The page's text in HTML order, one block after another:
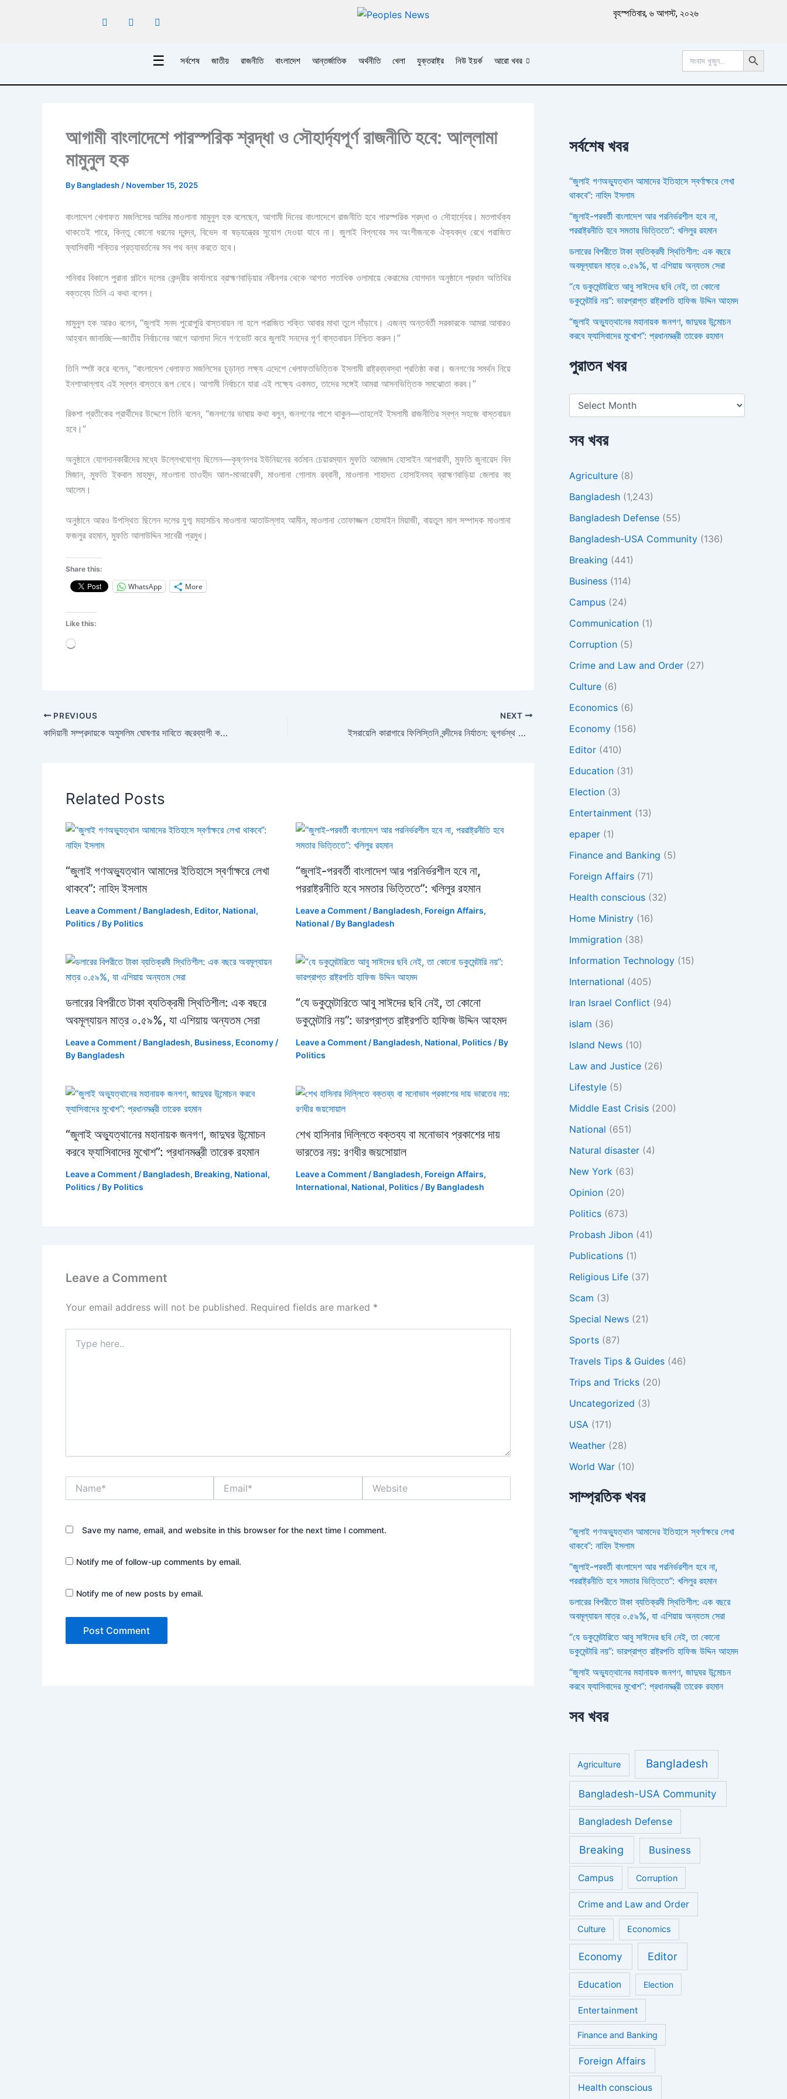
বৃহস্পতিবার, ৬ আগস্ট, ২০২৬
☰ সর্বশেষ জাতীয় রাজনীতি বাংলাদেশ আন্তর্জাতিক অর্থনীতি খেলা যুক্তরাষ্ট্র নিউ ইয়র্ক আরো খবর
Search
for:
Search Button
আগামী বাংলাদেশে পারস্পরিক শ্রদ্ধা ও সৌহার্দ্যপূর্ণ রাজনীতি হবে: আল্লামা
মামুনুল হক
By Bangladesh / November 15, 2025
বাংলাদেশ খেলাফত মজলিসের আমির মাওলানা মামুনুল হক বলেছেন, আগামী দিনের বাংলাদেশে রাজনীতি হবে পারস্পরিক শ্রদ্ধা ও সৌহার্দ্যের। মতপার্থক্য
থাকতেই পারে, কিন্তু কোনো ধরনের দ্বন্দ্ব, বিভেদ বা ষড়যন্ত্রের সুযোগ দেওয়া যাবে না। জুলাই বিপ্লবের সব অংশীজনকে ঐক্যবদ্ধ রেখে পরাজিত
ফ্যাসিবাদী শক্তির প্রত্যাবর্তনের সব পথ বন্ধ করতে হবে।
শনিবার বিকালে পুরানা পল্টনে দলের কেন্দ্রীয় কার্যালয়ে ব্রাহ্মণবাড়িয়ার নবীনগর থেকে আগত শতাধিক ওলামায়ে কেরামের যোগদান অনুষ্ঠানে প্রধান অতিথির
বক্তব্যে তিনি এ কথা বলেন।
মামুনুল হক আরও বলেন, “জুলাই সনদ পুরোপুরি বাস্তবায়ন না হলে পরাজিত শক্তি আবার মাথা তুলে দাঁড়াবে। এজন্য অন্তর্বর্তী সরকারকে আমরা আবারও
আহ্বান জানাচ্ছি—জাতীয় নির্বাচনের আগে আলাদা দিনে গণভোট করে জুলাই সনদের পূর্ণ বাস্তবায়ন নিশ্চিত করুন।”
তিনি স্পষ্ট করে বলেন, “বাংলাদেশ খেলাফত মজলিসের চূড়ান্ত লক্ষ্য এদেশে খেলাফতভিত্তিক ইসলামী রাষ্ট্রব্যবস্থা প্রতিষ্ঠা করা। জনগণের সমর্থন নিয়ে
ইনশাআল্লাহ এই স্বপ্ন বাস্তবে রূপ নেবে। আগামী নির্বাচনে যারা এই লক্ষ্যে একমত, তাদের সঙ্গেই আমরা আসনভিত্তিক সমঝোতা করব।”
রিকশা প্রতীকের প্রার্থীদের উদ্দেশে তিনি বলেন, “জনগণের ভাষায় কথা বলুন, জনগণের পাশে থাকুন—তাহলেই ইসলামী রাজনীতির স্বপ্ন সহজে বাস্তবায়ন
হবে।”
অনুষ্ঠানে যোগদানকারীদের মধ্যে উল্লেখযোগ্য ছিলেন—কৃষ্ণনগর ইউনিয়নের বর্তমান চেয়ারম্যান মুফতি আমজাদ হোসাইন আশরাফী, মুফতি জুনায়েদ বিন
মিজান, মুফতি ইকবাল মাহমুদ, মাওলানা তাওহীদ আল-মাআরেফী, মাওলানা গোলাম রব্বানী, মাওলানা শাহাদত হোসাইনসহ ব্রাহ্মণবাড়িয়া জেলার বহু
আলেম।
অনুষ্ঠানে আরও উপস্থিত ছিলেন দলের যুগ্ম মহাসচিব মাওলানা আতাউল্লাহ আমীন, মাওলানা তোফাজ্জল হোসাইন মিয়াজী, বায়তুল মাল সম্পাদক মাওলানা
ফজলুর রহমান, মুফতি আলাউদ্দিন সাবেরী প্রমুখ।
Share this:
WhatsApp More
Like this:
Loading…
PREVIOUS
কাদিয়ানী সম্প্রদায়কে অমুসলিম ঘোষণার দাবিতে বছরব্যাপী কঠোর কর্মসূচি ঘোষণা
NEXT
ইসরায়েলি কারাগারে ফিলিস্তিনি বন্দীদের নির্যাতন: ভূগর্ভস্থ সেলে অমানবিক নির্যাতনের অভিযোগ
Related Posts
“জুলাই গণঅভ্যুত্থান আমাদের ইতিহাসে স্বর্ণাক্ষরে লেখা
থাকবে”: নাহিদ ইসলাম
Leave a Comment / Bangladesh, Editor, National,
Politics / By Politics
“জুলাই-পরবর্তী বাংলাদেশ আর পরনির্ভরশীল হবে না,
পররাষ্ট্রনীতি হবে সমতার ভিত্তিতে”: খলিলুর রহমান
Leave a Comment / Bangladesh, Foreign Affairs,
National / By Bangladesh
ডলারের বিপরীতে টাকা ব্যতিক্রমী স্থিতিশীল: এক বছরে
অবমূল্যায়ন মাত্র ০.৫৯%, যা এশিয়ায় অন্যতম সেরা
Leave a Comment / Bangladesh, Business, Economy /
By Bangladesh
“যে ডকুমেন্টারিতে আবু সাঈদের ছবি নেই, তা কোনো
ডকুমেন্টারি নয়”: ভারপ্রাপ্ত রাষ্ট্রপতি হাফিজ উদ্দিন আহমদ
Leave a Comment / Bangladesh, National, Politics / By
Politics
“জুলাই অভ্যুত্থানের মহানায়ক জনগণ, জাদুঘর উন্মোচন
করবে ফ্যাসিবাদের মুখোশ”: প্রধানমন্ত্রী তারেক রহমান
Leave a Comment / Bangladesh, Breaking, National,
Politics / By Politics
শেখ হাসিনার দিল্লিতে বক্তব্য বা মনোভাব প্রকাশের দায়
ভারতের নয়: রণধীর জয়সোয়াল
Leave a Comment / Bangladesh, Foreign Affairs,
International, National, Politics / By Bangladesh
Leave a Comment
Your email address will not be published. Required fields are marked *
here..
Save my name, email, and website in this browser for the next time I comment.
Notify me of follow-up comments by email.
Notify me of new posts by email.
সর্বশেষ খবর
“জুলাই গণঅভ্যুত্থান আমাদের ইতিহাসে স্বর্ণাক্ষরে লেখা
থাকবে”: নাহিদ ইসলাম
“জুলাই-পরবর্তী বাংলাদেশ আর পরনির্ভরশীল হবে না,
পররাষ্ট্রনীতি হবে সমতার ভিত্তিতে”: খলিলুর রহমান
ডলারের বিপরীতে টাকা ব্যতিক্রমী স্থিতিশীল: এক বছরে
অবমূল্যায়ন মাত্র ০.৫৯%, যা এশিয়ায় অন্যতম সেরা
“যে ডকুমেন্টারিতে আবু সাঈদের ছবি নেই, তা কোনো
ডকুমেন্টারি নয়”: ভারপ্রাপ্ত রাষ্ট্রপতি হাফিজ উদ্দিন আহমদ
“জুলাই অভ্যুত্থানের মহানায়ক জনগণ, জাদুঘর উন্মোচন
করবে ফ্যাসিবাদের মুখোশ”: প্রধানমন্ত্রী তারেক রহমান
পুরাতন খবর
সব খবর
Agriculture (8)
Bangladesh (1,243)
Bangladesh Defense (55)
Bangladesh-USA Community (136)
Breaking (441)
Business (114)
Campus (24)
Communication (1)
Corruption (5)
Crime and Law and Order (27)
Culture (6)
Economics (6)
Economy (156)
Editor (410)
Education (31)
Election (3)
Entertainment (13)
epaper (1)
Finance and Banking (5)
Foreign Affairs (71)
Health conscious (32)
Home Ministry (16)
Immigration (38)
Information Technology (15)
International (405)
Iran Israel Conflict (94)
islam (36)
Island News (10)
Law and Justice (26)
Lifestyle (5)
Middle East Crisis (200)
National (651)
Natural disaster (4)
New York (63)
Opinion (20)
Politics (673)
Probash Jibon (41)
Publications (1)
Religious Life (37)
Scam (3)
Special News (21)
Sports (87)
Travels Tips & Guides (46)
Trips and Tricks (20)
Uncategorized (3)
USA (171)
Weather (28)
World War (10)
সাম্প্রতিক খবর
“জুলাই গণঅভ্যুত্থান আমাদের ইতিহাসে স্বর্ণাক্ষরে লেখা
থাকবে”: নাহিদ ইসলাম
“জুলাই-পরবর্তী বাংলাদেশ আর পরনির্ভরশীল হবে না,
পররাষ্ট্রনীতি হবে সমতার ভিত্তিতে”: খলিলুর রহমান
ডলারের বিপরীতে টাকা ব্যতিক্রমী স্থিতিশীল: এক বছরে
অবমূল্যায়ন মাত্র ০.৫৯%, যা এশিয়ায় অন্যতম সেরা
“যে ডকুমেন্টারিতে আবু সাঈদের ছবি নেই, তা কোনো
ডকুমেন্টারি নয়”: ভারপ্রাপ্ত রাষ্ট্রপতি হাফিজ উদ্দিন আহমদ
“জুলাই অভ্যুত্থানের মহানায়ক জনগণ, জাদুঘর উন্মোচন
করবে ফ্যাসিবাদের মুখোশ”: প্রধানমন্ত্রী তারেক রহমান
সব খবর
Agriculture Bangladesh
Bangladesh-USA Community
Bangladesh Defense
Breaking Business
Campus Corruption
Crime and Law and Order
Culture Economics
Economy Editor
Education Election
Entertainment
Finance and Banking
Foreign Affairs
Health conscious